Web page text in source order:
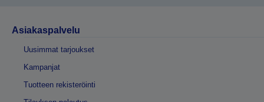
Asiakaspalvelu
Uusimmat tarjoukset
Kampanjat
Tuotteen rekisteröinti